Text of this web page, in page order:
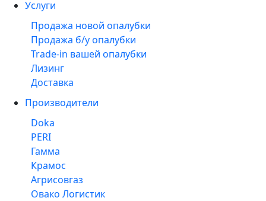
Услуги
Продажа новой опалубки
Продажа б/у опалубки
Trade-in вашей опалубки
Лизинг
Доставка
Производители
Doka
PERI
Гамма
Крамос
Агрисовгаз
Овако Логистик